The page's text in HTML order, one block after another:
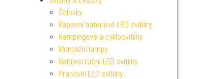
Čelovky
Kapesní bateriové LED svítilny
Kempingové a cyklosvítilny
Montážní lampy
Nabíjecí ruční LED svítilny
Pracovní LED svítilny